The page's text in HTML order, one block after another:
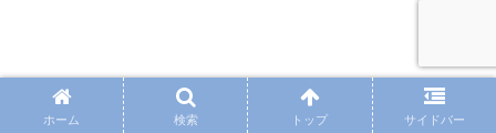
ホーム 検索 トップ サイドバー